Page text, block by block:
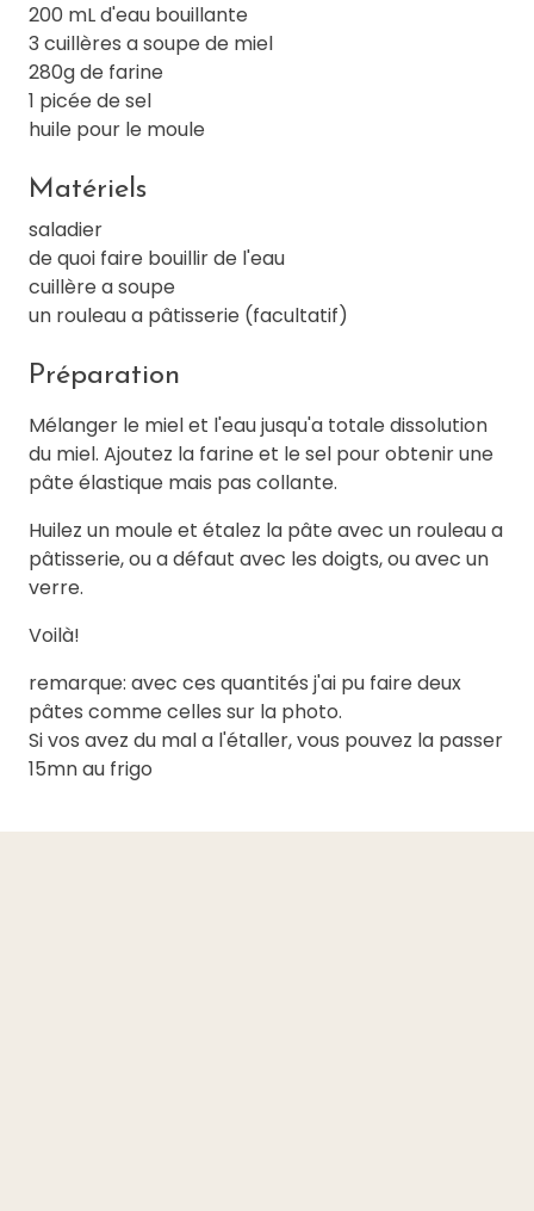
200 mL d'eau bouillante
3 cuillères a soupe de miel
280g de farine
1 picée de sel
huile pour le moule
Matériels
saladier
de quoi faire bouillir de l'eau
cuillère a soupe
un rouleau a pâtisserie (facultatif)
Préparation
Mélanger le miel et l'eau jusqu'a totale dissolution
du miel. Ajoutez la farine et le sel pour obtenir une
pâte élastique mais pas collante.
Huilez un moule et étalez la pâte avec un rouleau a
pâtisserie, ou a défaut avec les doigts, ou avec un
verre.
Voilà!
remarque: avec ces quantités j'ai pu faire deux
pâtes comme celles sur la photo.
Si vos avez du mal a l'étaller, vous pouvez la passer
15mn au frigo